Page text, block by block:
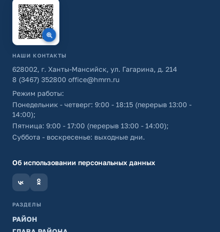
НАШИ КОНТАКТЫ
628002, г. Ханты-Мансийск, ул. Гагарина, д. 214
8 (3467) 352800 office@hmrn.ru
Режим работы:
Понедельник - четверг: 9:00 - 18:15 (перерыв 13:00 -
14:00);
Пятница: 9:00 - 17:00 (перерыв 13:00 - 14:00);
Суббота - воскресенье: выходные дни.
Об использовании персональных данных
РАЗДЕЛЫ
РАЙОН